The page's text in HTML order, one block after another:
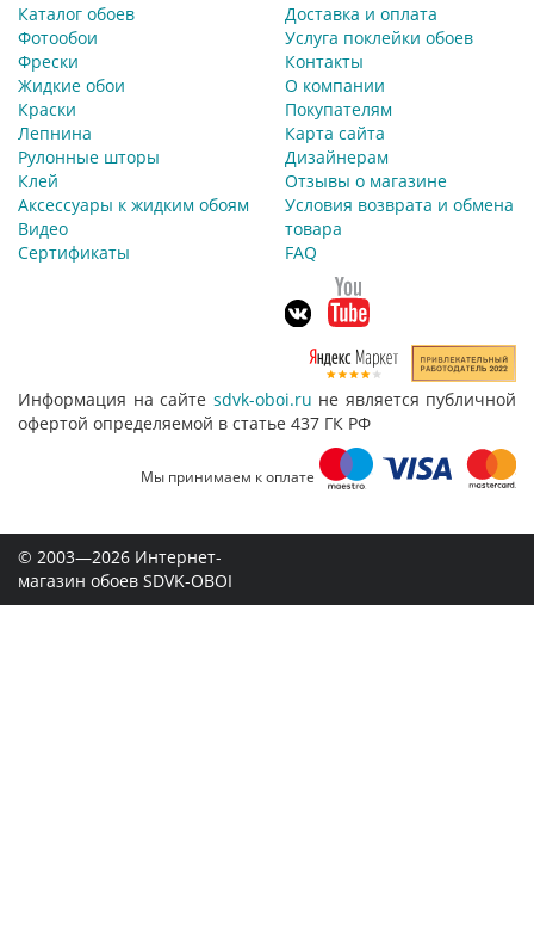
Каталог обоев
Фотообои
Фрески
Жидкие обои
Краски
Лепнина
Рулонные шторы
Клей
Аксессуары к жидким обоям
Видео
Сертификаты
Доставка и оплата
Услуга поклейки обоев
Контакты
О компании
Покупателям
Карта сайта
Дизайнерам
Отзывы о магазине
Условия возврата и обмена
товара
FAQ
Информация на сайте sdvk-oboi.ru не является публичной
офертой определяемой в статье 437 ГК РФ
Мы принимаем к оплате
© 2003—2026 Интернет-
магазин обоев SDVK-OBOI